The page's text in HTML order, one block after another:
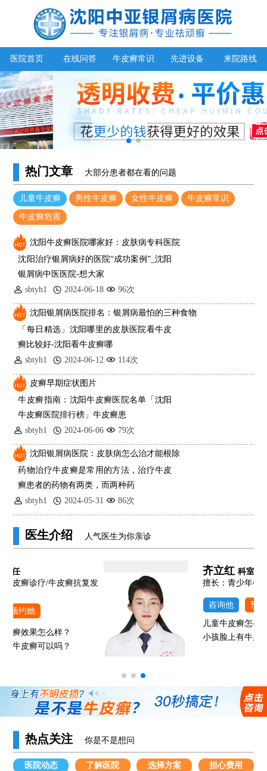
医院首页 在线问答 牛皮癣常识 先进设备 来院路线
热门文章 大部分患者都在看的问题
儿童牛皮癣 男性牛皮癣 女性牛皮癣 牛皮癣常识
牛皮癣危害
沈阳牛皮癣医院哪家好：皮肤病专科医院
沈阳治疗银屑病好的医院“成功案例”_沈阳
银屑病中医医院-想大家
sbtyh1
2024-06-18 96次
沈阳银屑病医院排名：银屑病最怕的三种食物
「每日精选」沈阳哪里的皮肤医院看牛皮
癣比较好-沈阳看牛皮癣哪
sbtyh1
2024-06-12 114次
皮癣早期症状图片
牛皮癣指南：沈阳牛皮癣医院名单「沈阳
牛皮癣医院排行榜」牛皮癣患
sbtyh1
2024-06-06 79次
沈阳银屑病医院：皮肤病怎么治才能根除
药物治疗牛皮癣是常用的方法，治疗牛皮
癣患者的药物有两类，而两种药
sbtyh1
2024-05-31 86次
医生介绍 人气医生为你亲诊
擅长：青少年牛皮癣
咨询他 预约他
儿童牛皮癣怎么治疗好？
小孩脸上有牛皮癣能照308吗？
热点关注 你是不是想问
医院动态 了解医院 选择方案 担心费用